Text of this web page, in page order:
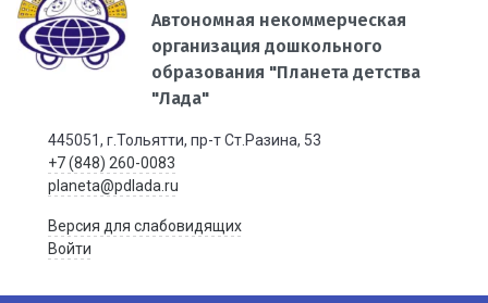
Автономная некоммерческая
организация дошкольного
образования "Планета детства
"Лада"
445051, г.Тольятти, пр-т Ст.Разина, 53
+7 (848) 260-0083
planeta@pdlada.ru
Версия для слабовидящих
Войти